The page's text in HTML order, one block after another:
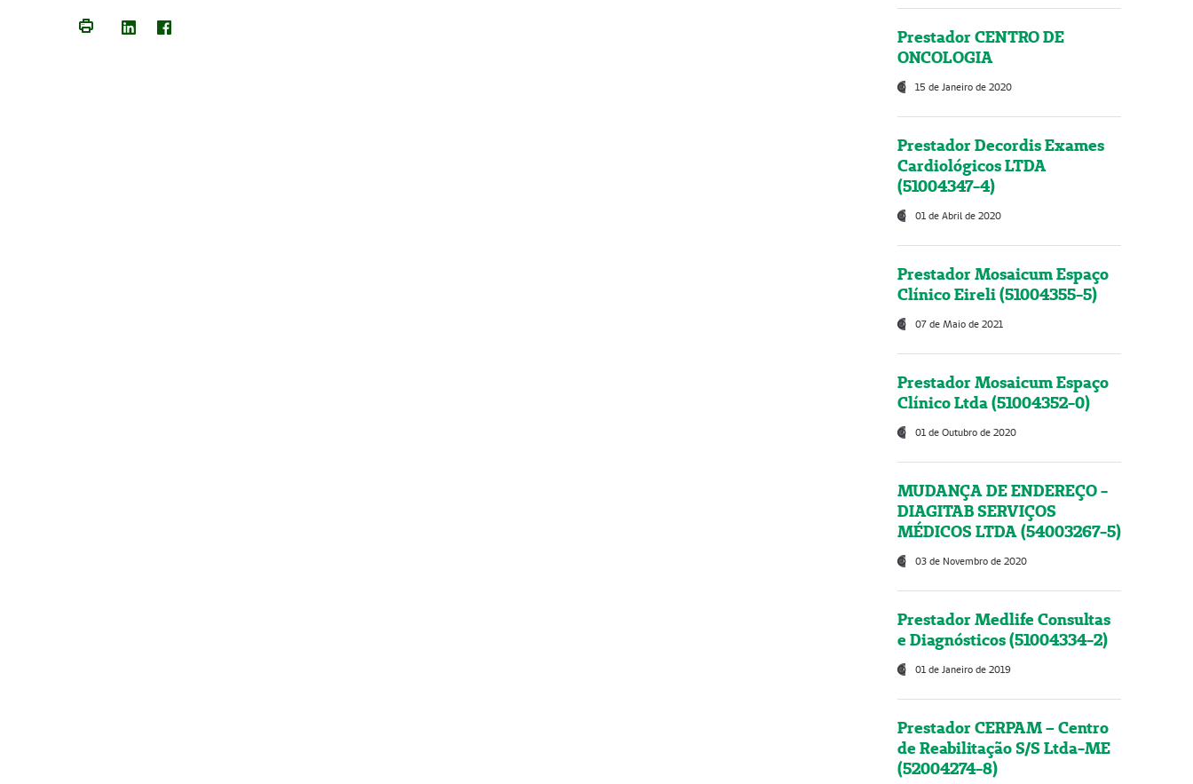
Prestador CENTRO DE
ONCOLOGIA
15 de Janeiro de 2020
Prestador Decordis Exames
Cardiológicos LTDA
(51004347-4)
01 de Abril de 2020
Prestador Mosaicum Espaço
Clínico Eireli (51004355-5)
07 de Maio de 2021
Prestador Mosaicum Espaço
Clínico Ltda (51004352-0)
01 de Outubro de 2020
MUDANÇA DE ENDEREÇO -
DIAGITAB SERVIÇOS
MÉDICOS LTDA (54003267-5)
03 de Novembro de 2020
Prestador Medlife Consultas
e Diagnósticos (51004334-2)
01 de Janeiro de 2019
Prestador CERPAM – Centro
de Reabilitação S/S Ltda-ME
(52004274-8)